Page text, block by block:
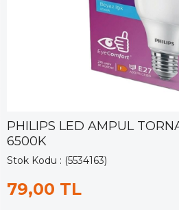
PHILIPS LED AMPUL
6500K
Stok Kodu (5534163)
79,00 TL